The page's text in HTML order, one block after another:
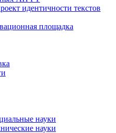
идентичности текстов
площадка
науки
науки